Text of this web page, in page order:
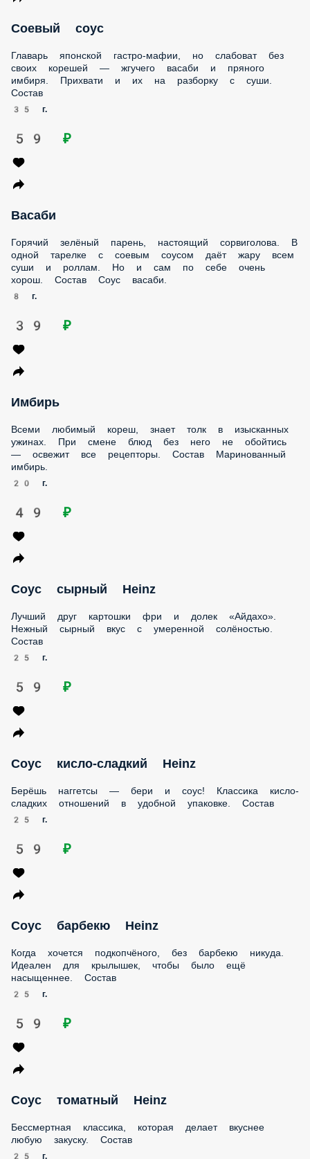
59 ₽
Васаби
Горячий зелёный парень, настоящий сорвиголова. В
роллам. Но и сам по себе очень хорош. Состав Соус васаби.
8 г.
39 ₽
Имбирь
При смене блюд без него не обойтись — освежит все
20 г.
Соус сырный Heinz
Лучший друг картошки фри и долек «Айдахо». Нежный
25 г.
59 ₽
Соус кисло-сладкий Heinz
отношений в удобной упаковке. Состав
25 г.
59 ₽
Соус барбекю Heinz
Когда хочется подкопчёного, без барбекю никуда. Идеален
для крылышек, чтобы было ещё насыщеннее. Состав
59 ₽
Соус томатный Heinz
Бессмертная классика, которая делает вкуснее любую
закуску. Состав
59 ₽
Соус чесночный Heinz
После него даже целоваться можно! Сливочно-пряный
чесночный соус для бортиков пиццы — макай и в рот,